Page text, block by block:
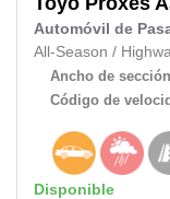
Automóvil de
All-Season /
Ancho de
Código de
Disponible